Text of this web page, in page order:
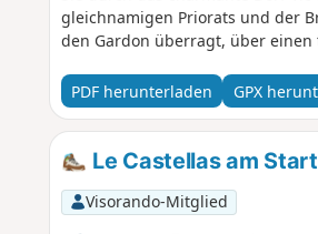
gleichnamigen Priorats und der
den Gardon überragt, über
Gardon atemberaubend ist. Auf
überraschende Grotte de la Trone
PDF herunterladen GPX
Le Castellas am
Visorando-Mitglied